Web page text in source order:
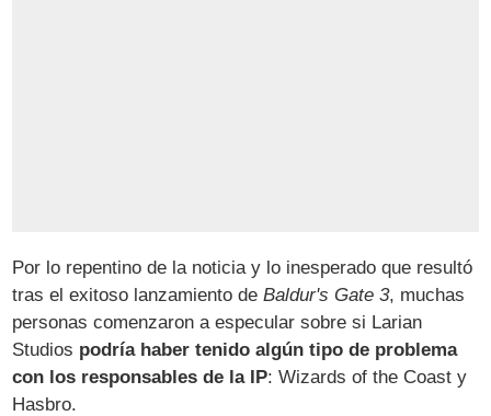
Por lo repentino de la noticia y lo inesperado que resultó
tras el exitoso lanzamiento deBaldur's Gate 3, muchas
personas comenzaron a especular sobre si Larian
Studios podría haber tenido algún tipo de problema
con los responsables de la IP: Wizards of the Coast y
Hasbro.